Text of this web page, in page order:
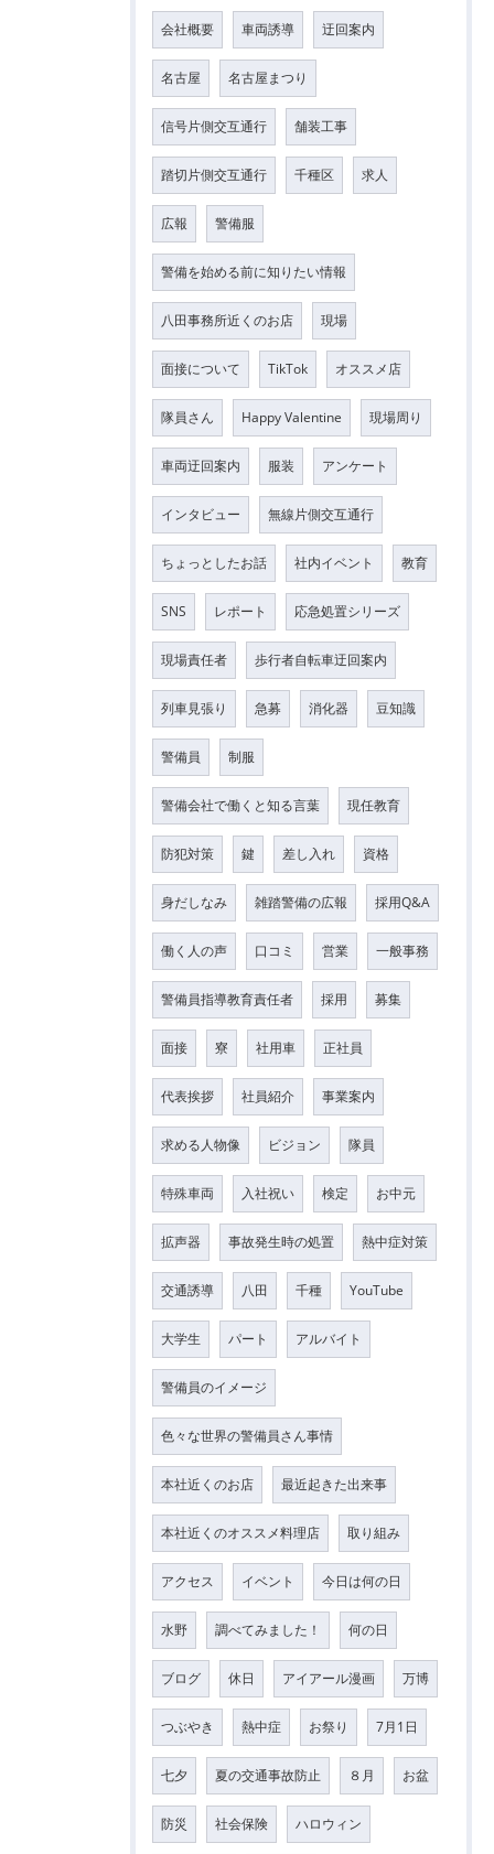
会社概要 車両誘導 迂回案内
名古屋 名古屋まつり
信号片側交互通行 舗装工事
踏切片側交互通行 千種区 求人
広報 警備服
警備を始める前に知りたい情報
八田事務所近くのお店 現場
面接について TikTok オススメ店
隊員さん Happy Valentine 現場周り
車両迂回案内 服装 アンケート
インタビュー 無線片側交互通行
ちょっとしたお話 社内イベント 教育
SNS レポート 応急処置シリーズ
現場責任者 歩行者自転車迂回案内
列車見張り 急募 消化器 豆知識
警備員 制服
警備会社で働くと知る言葉 現任教育
防犯対策 鍵 差し入れ 資格
身だしなみ 雑踏警備の広報 採用Q&A
働く人の声 口コミ 営業 一般事務
警備員指導教育責任者 採用 募集
面接 寮 社用車 正社員
代表挨拶 社員紹介 事業案内
求める人物像 ビジョン 隊員
特殊車両 入社祝い 検定 お中元
拡声器 事故発生時の処置 熱中症対策
交通誘導 八田 千種 YouTube
大学生 パート アルバイト
警備員のイメージ
色々な世界の警備員さん事情
本社近くのお店 最近起きた出来事
本社近くのオススメ料理店 取り組み
アクセス イベント 今日は何の日
水野 調べてみました！ 何の日
ブログ 休日 アイアール漫画 万博
つぶやき 熱中症 お祭り 7月1日
七夕 夏の交通事故防止 ８月 お盆
防災 社会保険 ハロウィン